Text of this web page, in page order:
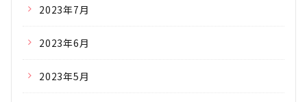
2023年7月
2023年6月
2023年5月